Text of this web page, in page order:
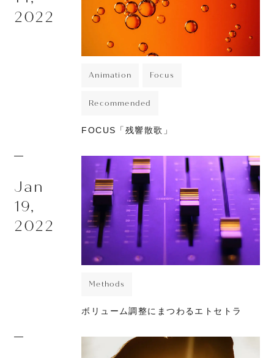
JOURNAL
ABOUT
CONTACT
2022
Animation Focus
Recommended
FOCUS「残響散歌」
Jan
19,
2022
Methods
ボリューム調整にまつわるエトセトラ